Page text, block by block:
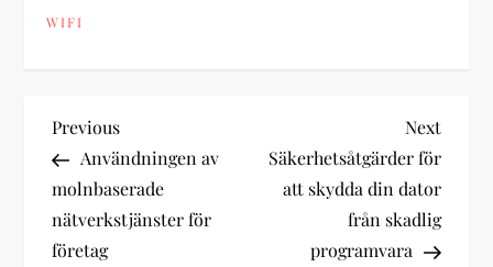
WIFI
P
o
s
Previous
Post
Previous
Användningen av
molnbaserade
nätverkstjänster för
företag
Next
Post
Next
Säkerhetsåtgärder för
att skydda din dator
från skadlig
programvara